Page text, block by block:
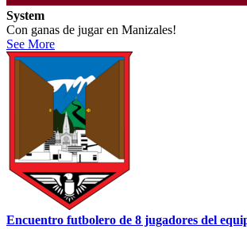
System
Con ganas de jugar en Manizales!
See More
Encuentro futbolero de 8 jugadores del